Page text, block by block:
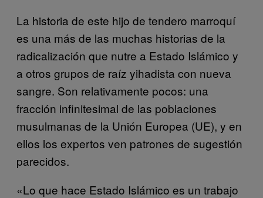
La historia de este hijo de tendero marroquí
es una más de las muchas historias de la
radicalización que nutre a Estado Islámico y
a otros grupos de raíz yihadista con nueva
sangre. Son relativamente pocos: una
fracción infinitesimal de las poblaciones
musulmanas de la Unión Europea (UE), y en
ellos los expertos ven patrones de sugestión
parecidos.
«Lo que hace Estado Islámico es un trabajo